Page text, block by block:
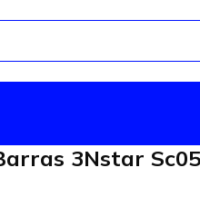
3Nstar